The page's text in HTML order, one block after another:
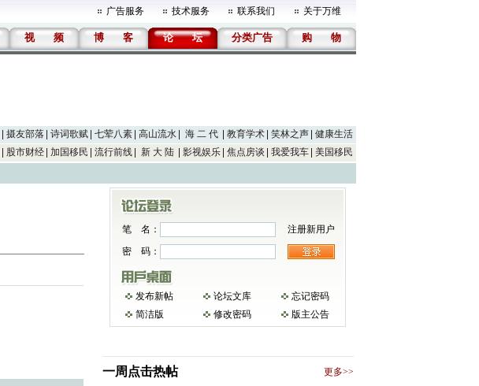
广告服务 技术服务 联系我们 关于万维
视 频 博 客 论 坛 分类广告 购 物
摄友部落 诗词歌赋 七荤八素 高山流水 海 二 代 教育学术 笑林之声
健康生活
股市财经 加国移民 流行前线 新 大 陆 影视娱乐 焦点房谈 我爱我车 美国移民
笔 名：
注册新用户
密 码：
发布新帖 论坛文库
忘记密码
简洁版
修改密码 版主公告
一周点击热帖 更多>>